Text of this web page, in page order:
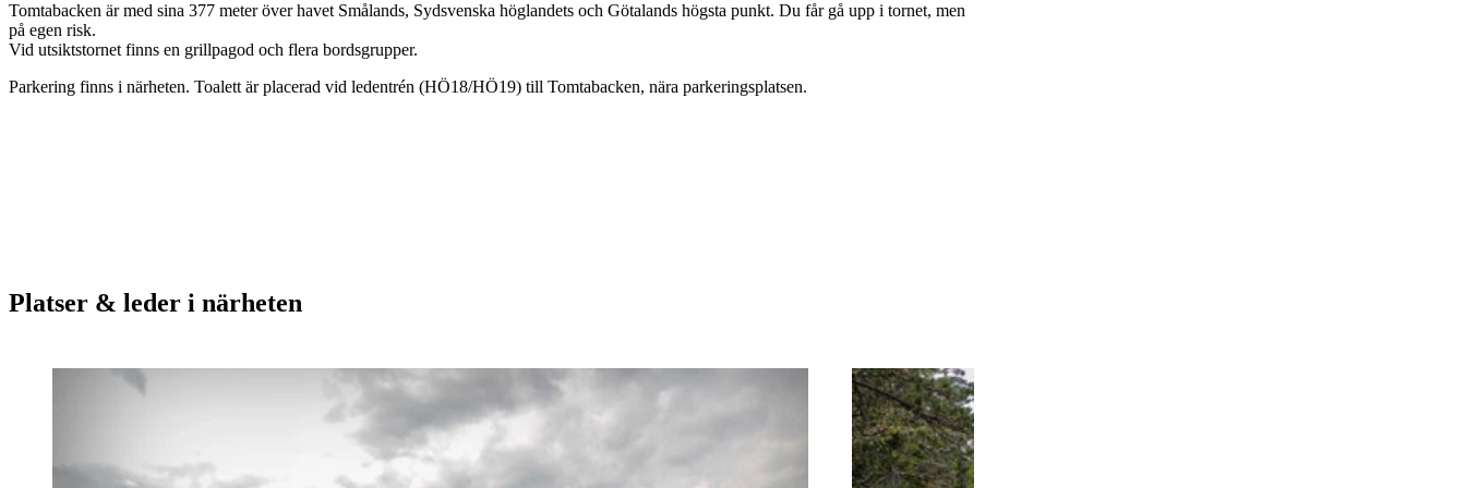
Tomtabacken är med sina 377 meter över havet Smålands, Sydsvenska höglandets och Götalands högsta punkt. Du får gå upp i tornet, men
på egen risk.
Vid utsiktstornet finns en grillpagod och flera bordsgrupper.
Parkering finns i närheten. Toalett är placerad vid ledentrén (HÖ18/HÖ19) till Tomtabacken, nära parkeringsplatsen.
Platser & leder i närheten